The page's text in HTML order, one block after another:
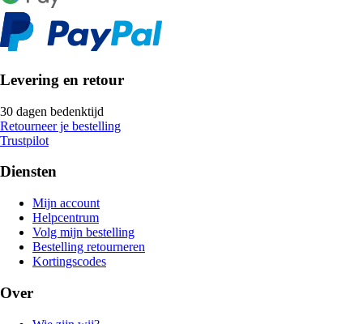
Levering en retour
30 dagen bedenktijd
Retourneer je bestelling
Trustpilot
Diensten
Mijn account
Helpcentrum
Volg mijn bestelling
Bestelling retourneren
Kortingscodes
Over